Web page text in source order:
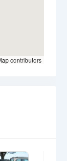
contributors